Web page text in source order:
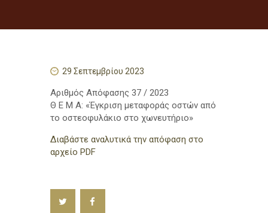
ΑΝΑΚΟΙΝΏΣΕΙΣ
ΕΠΙΚΟΙΝΩΝΊΑ
S
e
a
r
c
29 Σεπτεμβρίου 2023
Αριθμός Απόφασης 37 / 2023
Θ Ε Μ Α: «Έγκριση μεταφοράς οστών από
το οστεοφυλάκιο στο χωνευτήριο»
Διαβάστε αναλυτικά την απόφαση στο
αρχείο PDF